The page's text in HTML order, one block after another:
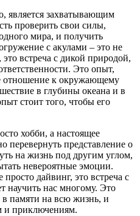
является захватывающим
проверить свои силы,
мира, и получить
с акулами – это не
встреча с дикой природой,
Это опыт,
отношение к окружающему
в глубины океана и в
стоит того, чтобы его
хобби, а настоящее
перевернуть представление о
на жизнь под другим углом,
невероятные эмоции.
дайвинг, это встреча с
научить нас многому. Это
в памяти на всю жизнь, и
и приключениям.